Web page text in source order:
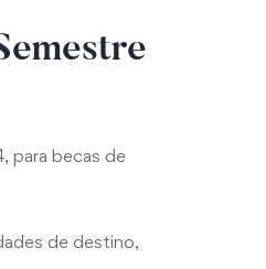
para becas de
de destino,